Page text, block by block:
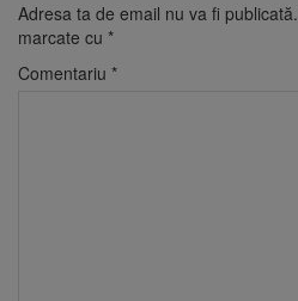
Adresa ta de email nu va fi publicată.
marcate cu *
Comentariu *